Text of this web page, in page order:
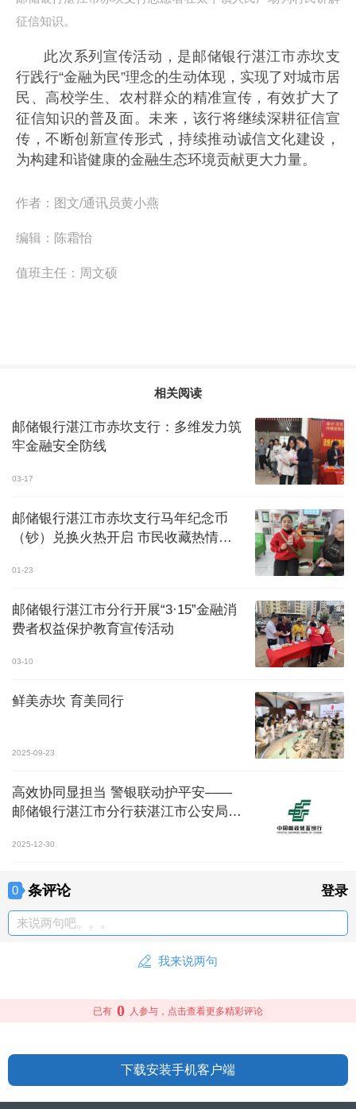
征信知识。
此次系列宣传活动，是邮储银行湛江市赤坎支
行践行“金融为民”理念的生动体现，实现了对城市居
民、高校学生、农村群众的精准宣传，有效扩大了
征信知识的普及面。未来，该行将继续深耕征信宣
传，不断创新宣传形式，持续推动诚信文化建设，
为构建和谐健康的金融生态环境贡献更大力量。
作者： 图文/通讯员黄小燕
编辑： 陈霜怡
值班主任： 周文硕
相关阅读
邮储银行湛江市赤坎支行：多维发力筑
牢金融安全防线
03-17
邮储银行湛江市赤坎支行马年纪念币
（钞）兑换火热开启 市民收藏热情高
01-23
邮储银行湛江市分行开展“3·15”金融消
费者权益保护教育宣传活动
03-10
鲜美赤坎 育美同行
2025-09-23
高效协同显担当 警银联动护平安——
邮储银行湛江市分行获湛江市公安局感
2025-12-30
0 条评论 登录
来说两句吧。。。
我来说两句
已有 0 人参与，点击查看更多精彩评论
下载安装手机客户端